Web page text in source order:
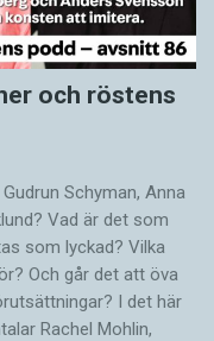
och röstens
Schyman, Anna
Vad är det som
som lyckad? Vilka
Och går det att öva
I det här
Rachel Mohlin,